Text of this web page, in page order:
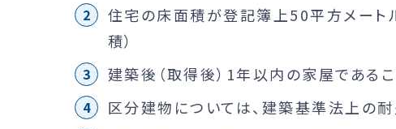
住宅の床面積が登記簿上50平方メート
積）
建築後（取得後）1年以内の家屋であるこ
区分建物については、建築基準法上の